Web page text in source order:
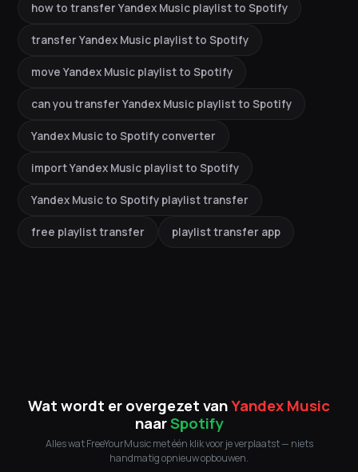
how to transfer Yandex Music playlist to Spotify
transfer Yandex Music playlist to Spotify
move Yandex Music playlist to Spotify
can you transfer Yandex Music playlist to Spotify
Yandex Music to Spotify converter
import Yandex Music playlist to Spotify
Yandex Music to Spotify playlist transfer
free playlist transfer playlist transfer app
Wat wordt er overgezet vanYandex Music
naarSpotify
Alles wat FreeYourMusic met één klik voor je verplaatst — niets
handmatig opnieuw opbouwen.